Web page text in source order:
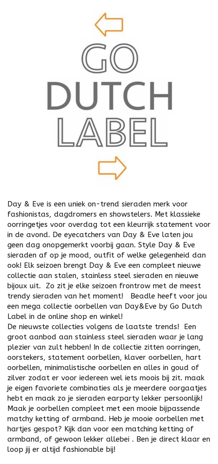
Day & Eve is een uniek on-trend sieraden merk voor
fashionistas, dagdromers en showstelers. Met klassieke
oorringetjes voor overdag tot een kleurrijk statement voor
in de avond. De eyecatchers van Day & Eve laten jou
geen dag onopgemerkt voorbij gaan. Style Day & Eve
sieraden af op je mood, outfit of welke gelegenheid dan
ook! Elk seizoen brengt Day & Eve een compleet nieuwe
collectie aan stalen, stainless steel sieraden en nieuwe
bijoux uit. Zo zit je elke seizoen frontrow met de meest
trendy sieraden van het moment! Beadle heeft voor jou
een mega collectie oorbellen van Day&Eve by Go Dutch
Label in de online shop en winkel!
De nieuwste collecties volgens de laatste trends! Een
groot aanbod aan stainless steel sieraden waar je lang
plezier van zult hebben! In de collectie zitten oorringen,
oorstekers, statement oorbellen, klaver oorbellen, hart
oorbellen, minimalistische oorbellen en alles in goud of
zilver zodat er voor iedereen wel iets moois bij zit. maak
je eigen favoriete combinaties als je meerdere oorgaatjes
hebt en maak zo je sieraden earparty lekker persoonlijk!
Maak je oorbellen compleet met een mooie bijpassende
matchy ketting of armband. Heb je mooie oorbellen met
hartjes gespot? Kijk dan voor een matching ketting of
armband, of gewoon lekker allebei . Ben je direct klaar en
loop jij er altijd fashionable bij!